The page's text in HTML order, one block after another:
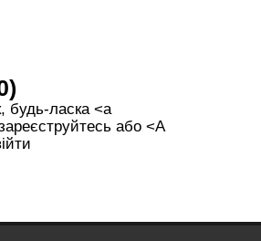
будь-ласка <а
або <А